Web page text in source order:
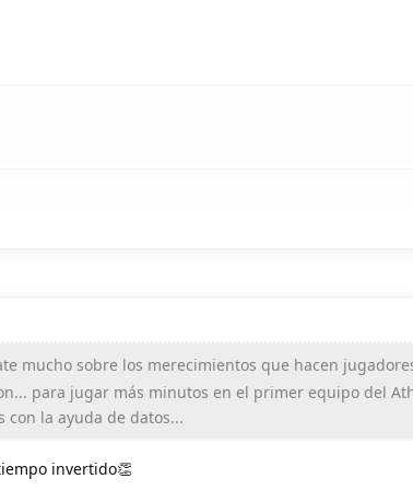
mucho sobre los merecimientos que hacen
para jugar más minutos en el primer equipo del
con la ayuda de datos...
invertido👏